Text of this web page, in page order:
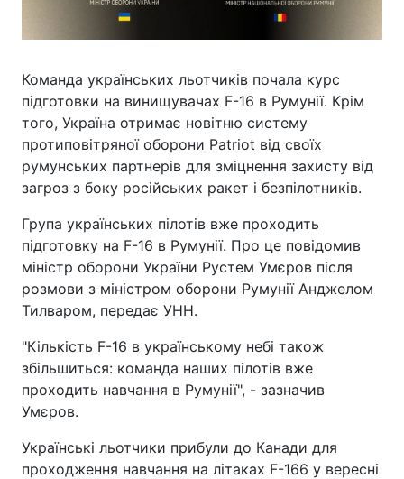
Команда українських льотчиків почала курс
підготовки на винищувачах F-16 в Румунії. Крім
того, Україна отримає новітню систему
протиповітряної оборони Patriot від своїх
румунських партнерів для зміцнення захисту від
загроз з боку російських ракет і безпілотників.
Група українських пілотів вже проходить
підготовку на F-16 в Румунії. Про це повідомив
міністр оборони України Рустем Умєров після
розмови з міністром оборони Румунії Анджелом
Тилваром, передає УНН.
"Кількість F-16 в українському небі також
збільшиться: команда наших пілотів вже
проходить навчання в Румунії", - зазначив
Умєров.
Українські льотчики прибули до Канади для
проходження навчання на літаках F-166 у вересні